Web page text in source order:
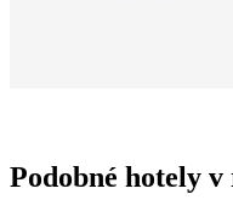
Podobné hotely